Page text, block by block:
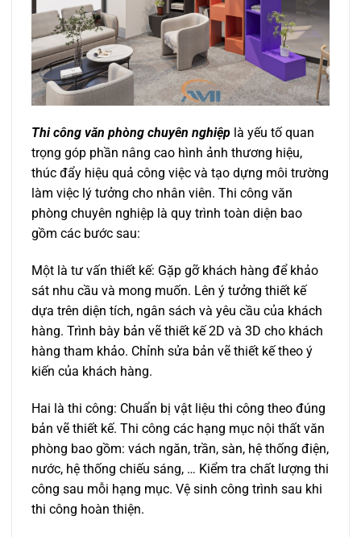
Thi công văn phòng chuyên nghiệp là yếu tố quan
trọng góp phần nâng cao hình ảnh thương hiệu,
thúc đẩy hiệu quả công việc và tạo dựng môi trường
làm việc lý tưởng cho nhân viên. Thi công văn
phòng chuyên nghiệp là quy trình toàn diện bao
gồm các bước sau:
Một là tư vấn thiết kế: Gặp gỡ khách hàng để khảo
sát nhu cầu và mong muốn. Lên ý tưởng thiết kế
dựa trên diện tích, ngân sách và yêu cầu của khách
hàng. Trình bày bản vẽ thiết kế 2D và 3D cho khách
hàng tham khảo. Chỉnh sửa bản vẽ thiết kế theo ý
kiến của khách hàng.
Hai là thi công: Chuẩn bị vật liệu thi công theo đúng
bản vẽ thiết kế. Thi công các hạng mục nội thất văn
phòng bao gồm: vách ngăn, trần, sàn, hệ thống điện,
nước, hệ thống chiếu sáng, … Kiểm tra chất lượng thi
công sau mỗi hạng mục. Vệ sinh công trình sau khi
thi công hoàn thiện.